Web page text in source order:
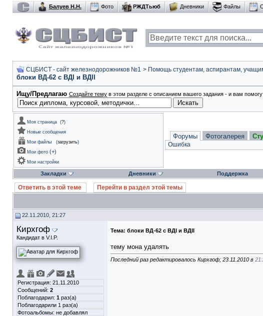
Балуев Н.Н. Фото РЖДТьюб Дневники Файлы
СЦБИСТ - сайт железнодорожников №1 > Помощь студентам, аспирантам,
блоки ВД-62 с ВДI и ВДII
Ищу/Предлагаю Создайте тему в этом разделе с описанием вашего задания - и вам
Моя страница (?)
Новые сообщения
Мои файлы
(загрузить)
Мои фото (+)
Мои настройки
Форумы Фотогалерея
Ошибка
Закладки Дневники Поддержка
Ответить в этой теме Перейти в раздел этой темы
22.11.2010, 21:27
Кирхгоф
Кандидат в V.I.P.
Регистрация: 21.11.2010
Сообщений: 2
Поблагодарил: 1 раз(а)
Поблагодарили 1 раз(а)
Фотоальбомы: не добавлял
Тема: блоки ВД-62 с ВДI и ВДII
тему мона удалять
Последний раз редактировалось Кирхгоф; 23.11.2010 в